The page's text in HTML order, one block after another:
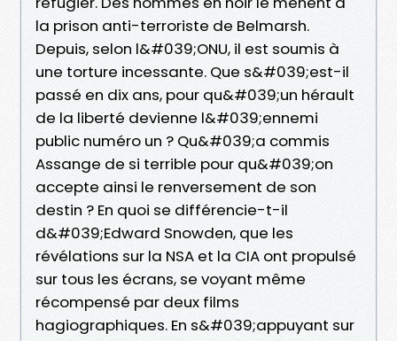
la prison anti-terroriste de Belmarsh.
Depuis, selon l&#039;ONU, il est soumis à
une torture incessante. Que s&#039;est-il
passé en dix ans, pour qu&#039;un hérault
de la liberté devienne l&#039;ennemi
public numéro un ? Qu&#039;a commis
Assange de si terrible pour qu&#039;on
accepte ainsi le renversement de son
destin ? En quoi se différencie-t-il
d&#039;Edward Snowden, que les
révélations sur la NSA et la CIA ont propulsé
sur tous les écrans, se voyant même
récompensé par deux films
hagiographiques. En s&#039;appuyant sur